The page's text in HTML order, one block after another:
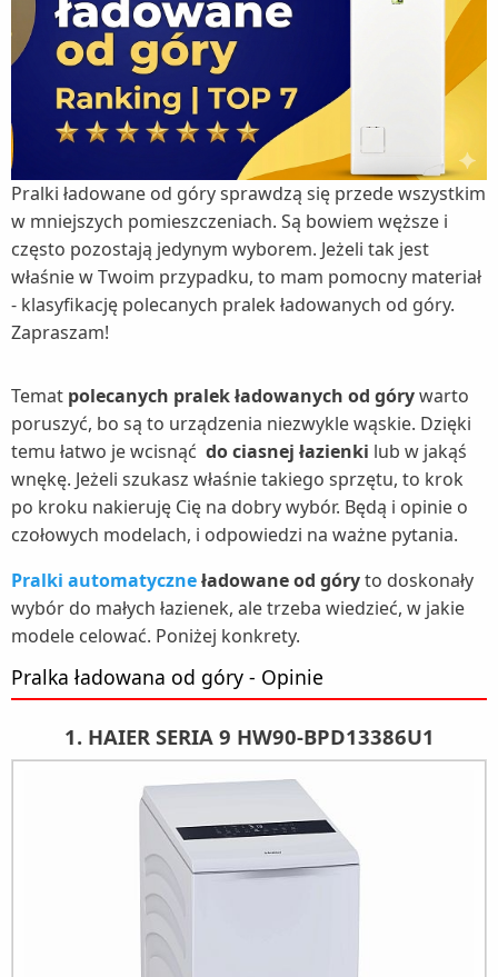
Pralki ładowane od góry sprawdzą się przede wszystkim
w mniejszych pomieszczeniach. Są bowiem węższe i
często pozostają jedynym wyborem. Jeżeli tak jest
właśnie w Twoim przypadku, to mam pomocny materiał
- klasyfikację polecanych pralek ładowanych od góry.
Zapraszam!
Temat polecanych pralek ładowanych od górywarto
poruszyć, bo są to urządzenia niezwykle wąskie. Dzięki
temu łatwo je wcisnąć do ciasnej łazienki lub w jakąś
wnękę. Jeżeli szukasz właśnie takiego sprzętu, to krok
po kroku nakieruję Cię na dobry wybór. Będą i opinie o
czołowych modelach, i odpowiedzi na ważne pytania.
Pralki automatyczneładowane od góryto doskonały
wybór do małych łazienek, ale trzeba wiedzieć, w jakie
modele celować. Poniżej konkrety.
Pralka ładowana od góry - Opinie
1. HAIER SERIA 9 HW90-BPD13386U1